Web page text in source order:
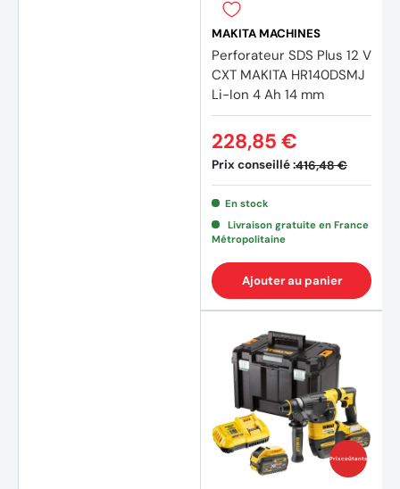
MAKITA MACHINES
Perforateur SDS Plus 12 V
CXT MAKITA HR140DSMJ
Li-Ion 4 Ah 14 mm
Prix conseillé :416,48 €
228,85 €
En stock
Livraison gratuite en France
Métropolitaine
Ajouter au panier
Prix coûtants